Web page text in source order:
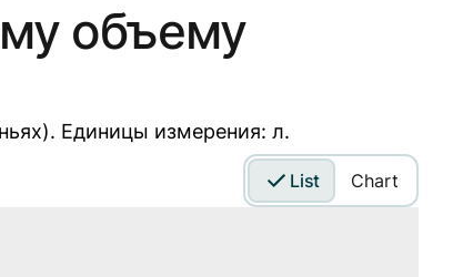
объему
Единицы измерения: л.
List Chart